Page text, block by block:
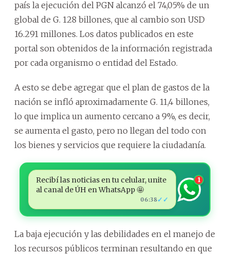
país la ejecución del PGN alcanzó el 74,05% de un
global de G. 128 billones, que al cambio son USD
16.291 millones. Los datos publicados en este
portal son obtenidos de la información registrada
por cada organismo o entidad del Estado.
A esto se debe agregar que el plan de gastos de la
nación se infló aproximadamente G. 11,4 billones,
lo que implica un aumento cercano a 9%, es decir,
se aumenta el gasto, pero no llegan del todo con
los bienes y servicios que requiere la ciudadanía.
Recibí las noticias en tu celular, unite
al canal de ÚH en WhatsApp 🤩
06:38✓✓
1
La baja ejecución y las debilidades en el manejo de
los recursos públicos terminan resultando en que